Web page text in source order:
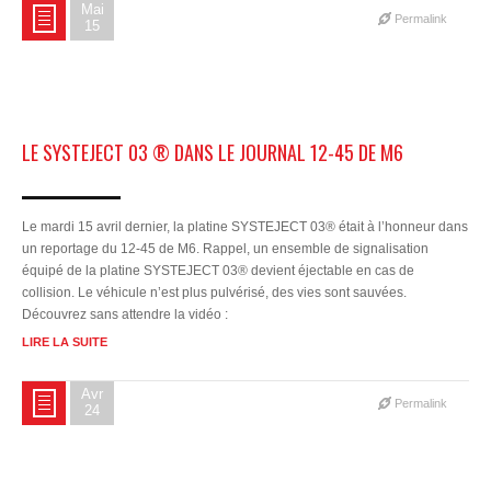
Mai
15
Permalink
LE SYSTEJECT 03 ® DANS LE JOURNAL 12-45 DE M6
Le mardi 15 avril dernier, la platine SYSTEJECT 03® était à l’honneur dans
un reportage du 12-45 de M6. Rappel, un ensemble de signalisation
équipé de la platine SYSTEJECT 03® devient éjectable en cas de
collision. Le véhicule n’est plus pulvérisé, des vies sont sauvées.
Découvrez sans attendre la vidéo :
LIRE LA SUITE
Avr
24
Permalink